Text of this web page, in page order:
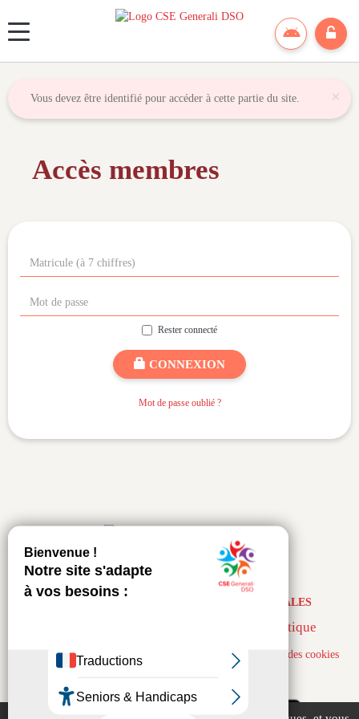
×
Vous devez être identifié pour accéder à cette partie du site.
Accès membres
Rester connecté
CONNEXION
Mot de passe oublié ?
MENTIONS LÉGALES
DIP & ACL Informatique
1 visiteur actuellement - Page générée en 0.207s - Gestion des cookies
Panneau de gestion des cookies